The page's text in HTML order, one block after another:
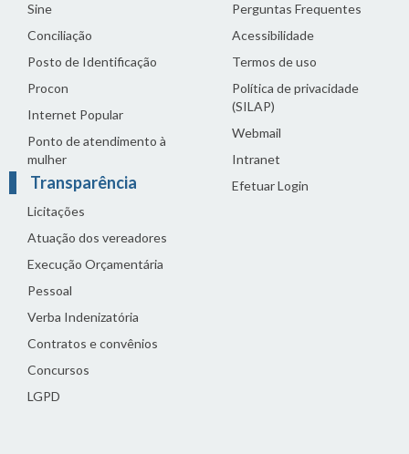
Sine
Conciliação
Posto de Identificação
Procon
Internet Popular
Ponto de atendimento à
mulher
Transparência
Licitações
Atuação dos vereadores
Execução Orçamentária
Pessoal
Verba Indenizatória
Contratos e convênios
Concursos
LGPD
Perguntas Frequentes
Acessibilidade
Termos de uso
Política de privacidade
(SILAP)
Webmail
Intranet
Efetuar Login